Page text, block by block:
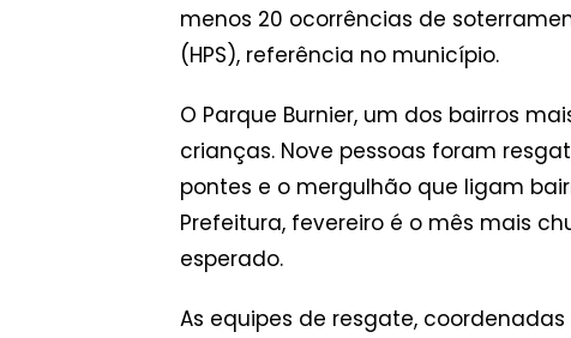
menos 20 ocorrências de
(HPS), referência no município.
O Parque Burnier, um dos bairros
crianças. Nove pessoas foram
pontes e o mergulhão que ligam
Prefeitura, fevereiro é o mês mais
esperado.
As equipes de resgate,